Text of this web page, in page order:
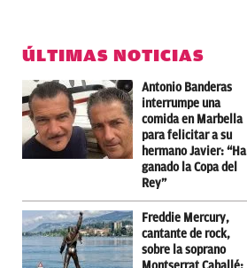
ÚLTIMAS NOTICIAS
Antonio Banderas
interrumpe una
comida en Marbella
para felicitar a su
hermano Javier: “Ha
ganado la Copa del
Rey”
Freddie Mercury,
cantante de rock,
sobre la soprano